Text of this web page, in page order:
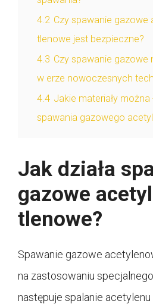
4.2 Czy spawanie gazowe
tlenowe jest bezpieczne?
4.3 Czy spawanie gazowe
w erze nowoczesnych
4.4 Jakie materiały
spawania gazowego
Jak działa
gazowe
tlenowe?
Spawanie gazowe
na zastosowaniu
następuje spalanie acetylenu